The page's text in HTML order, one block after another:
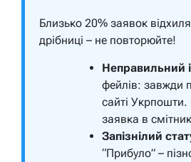
Близько 20% заявок
дрібниці – не повторюйте!
Неправильний
фейлів: завжди
сайті
заявка в
Запізнілий
“Прибуло” –